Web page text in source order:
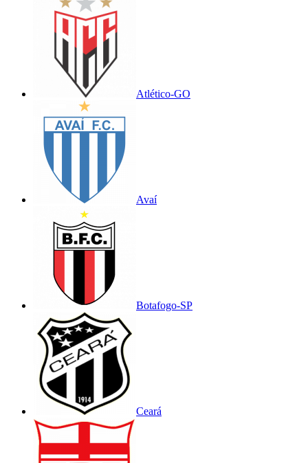
Atlético-GO
Avaí
Botafogo-SP
Ceará